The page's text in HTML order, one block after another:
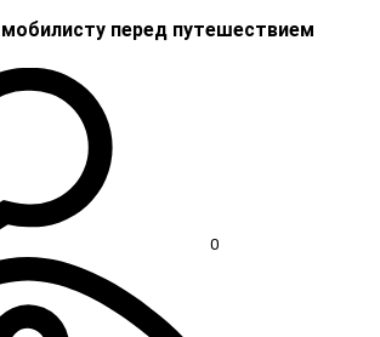
перед путешествием
0